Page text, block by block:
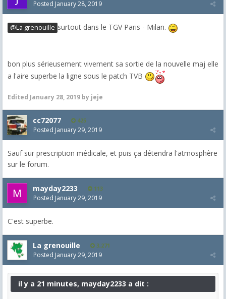
Posted January 28, 2019
@La grenouille surtout dans le TGV Paris - Milan.
bon plus sérieusement vivement sa sortie de la nouvelle maj elle
a l'aire superbe la ligne sous le patch TVB
Edited January 28, 2019 by jeje
cc72077 425
Posted January 29, 2019
Sauf sur prescription médicale, et puis ça détendra l'atmosphère
sur le forum.
mayday2233 113
Posted January 29, 2019
C'est superbe.
La grenouille 3,271
Posted January 29, 2019
il y a 21 minutes, mayday2233 a dit :